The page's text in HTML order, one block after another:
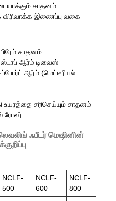
சாதனம்
விரிவாக்க இணைப்பு வகை
பிரேம் சாதனம்
ஸ்டாப் ஆர்ம் டிவைஸ்
ஆர்ம் (மெட்டீரியல்
உயரத்தை சரிசெய்யும் சாதனம்
ரோலர்
லெவலிங் ஃபீடர் மெஷினின்
NCLF-
500
NCLF-
600
NCLF-
800